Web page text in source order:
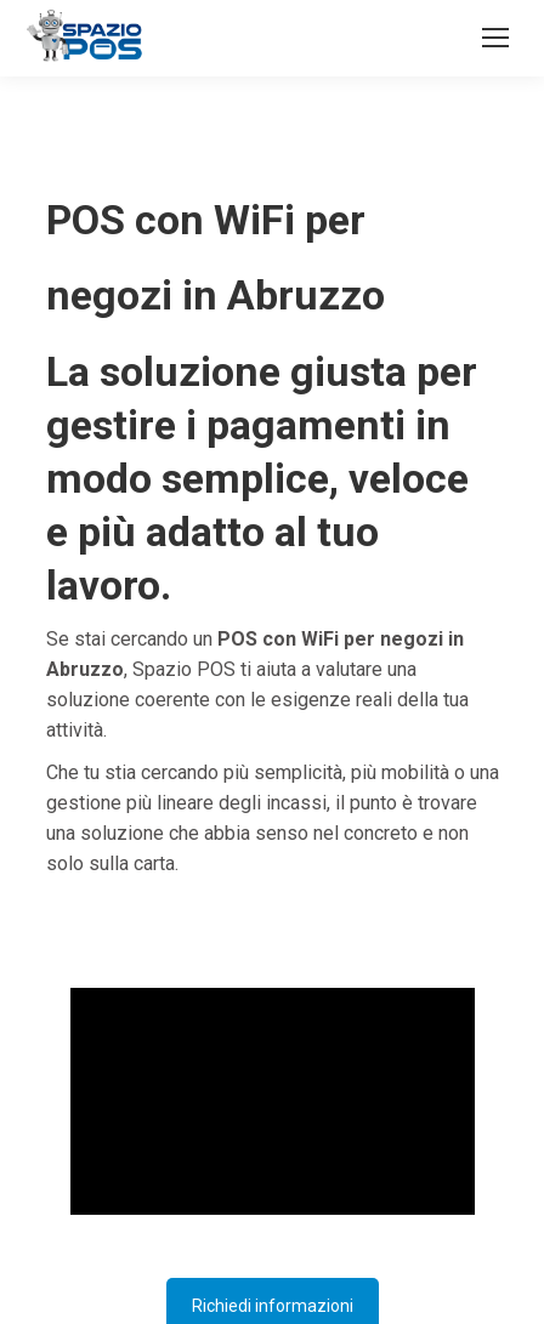
POS con WiFi per
negozi in Abruzzo
La soluzione giusta per
gestire i pagamenti in
modo semplice, veloce
e più adatto al tuo
lavoro.
Se stai cercando un POS con WiFi per negozi in
Abruzzo, Spazio POS ti aiuta a valutare una
soluzione coerente con le esigenze reali della tua
attività.
Che tu stia cercando più semplicità, più mobilità o una
gestione più lineare degli incassi, il punto è trovare
una soluzione che abbia senso nel concreto e non
solo sulla carta.
Richiedi informazioni